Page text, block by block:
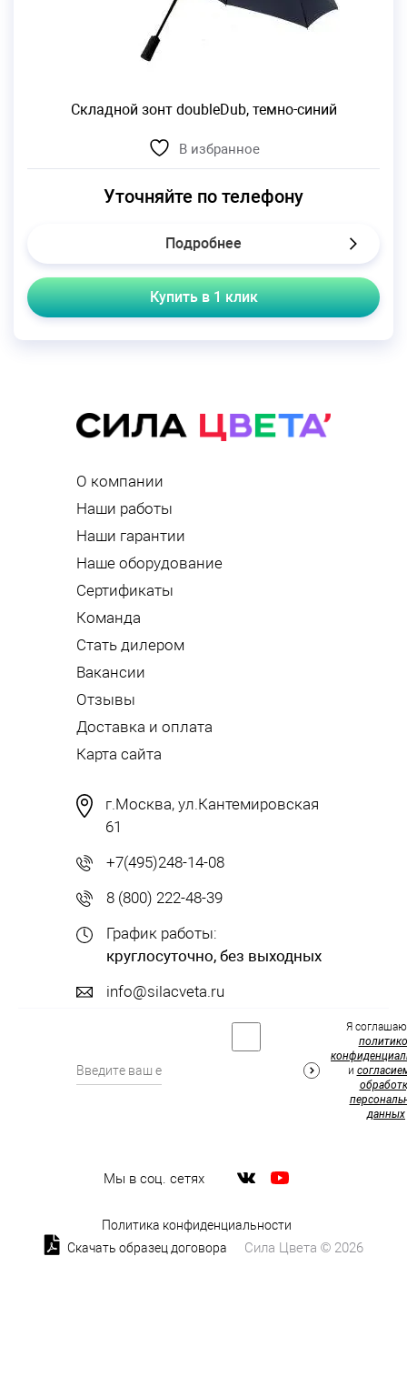
Складной зонт doubleDub, темно-синий
В избранное
Уточняйте по телефону
Подробнее
Купить в 1 клик
О компании
Наши работы
Наши гарантии
Наше оборудование
Сертификаты
Команда
Стать дилером
Вакансии
Отзывы
Доставка и оплата
Карта сайта
г.Москва, ул.Кантемировская
61
+7(495)248-14-08
8 (800) 222-48-39
График работы:
круглосуточно, без выходных
info@silacveta.ru
Мы в соц. сетях
Я
и
данных
Политика конфиденциальности
Скачать образец договора
Сила Цвета © 2026